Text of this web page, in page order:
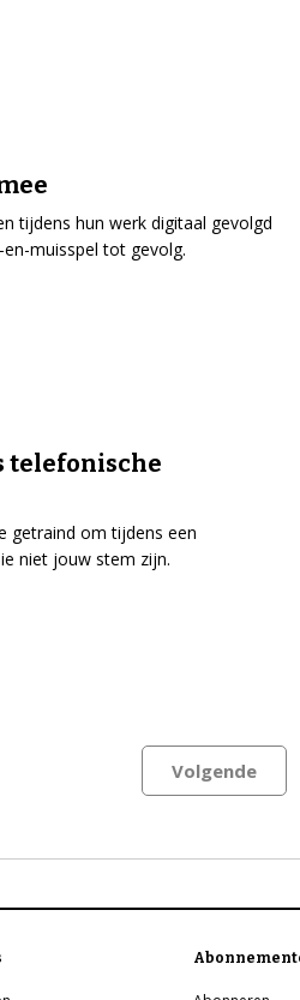
tijdens hun werk digitaal gevolgd
muisspel tot gevolg.
telefonische
getraind om tijdens een
niet jouw stem zijn.
Volgende